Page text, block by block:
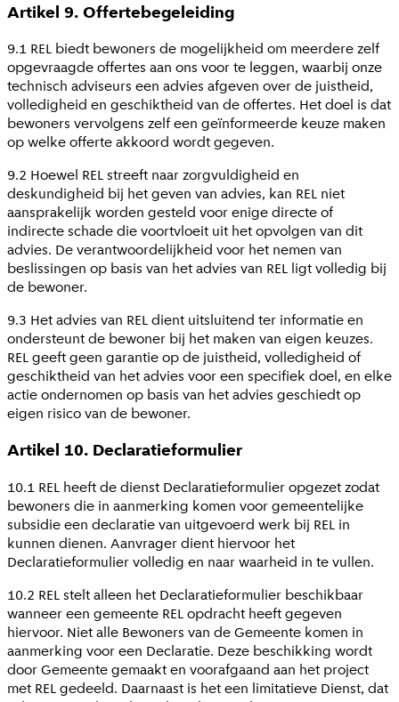
Artikel 9. Offertebegeleiding
9.1 REL biedt bewoners de mogelijkheid om meerdere zelf
opgevraagde offertes aan ons voor te leggen, waarbij onze
technisch adviseurs een advies afgeven over de juistheid,
volledigheid en geschiktheid van de offertes. Het doel is dat
bewoners vervolgens zelf een geïnformeerde keuze maken
op welke offerte akkoord wordt gegeven.
9.2 Hoewel REL streeft naar zorgvuldigheid en
deskundigheid bij het geven van advies, kan REL niet
aansprakelijk worden gesteld voor enige directe of
indirecte schade die voortvloeit uit het opvolgen van dit
advies. De verantwoordelijkheid voor het nemen van
beslissingen op basis van het advies van REL ligt volledig bij
de bewoner.
9.3 Het advies van REL dient uitsluitend ter informatie en
ondersteunt de bewoner bij het maken van eigen keuzes.
REL geeft geen garantie op de juistheid, volledigheid of
geschiktheid van het advies voor een specifiek doel, en elke
actie ondernomen op basis van het advies geschiedt op
eigen risico van de bewoner.
Artikel 10. Declaratieformulier
10.1 REL heeft de dienst Declaratieformulier opgezet zodat
bewoners die in aanmerking komen voor gemeentelijke
subsidie een declaratie van uitgevoerd werk bij REL in
kunnen dienen. Aanvrager dient hiervoor het
Declaratieformulier volledig en naar waarheid in te vullen.
10.2 REL stelt alleen het Declaratieformulier beschikbaar
wanneer een gemeente REL opdracht heeft gegeven
hiervoor. Niet alle Bewoners van de Gemeente komen in
aanmerking voor een Declaratie. Deze beschikking wordt
door Gemeente gemaakt en voorafgaand aan het project
met REL gedeeld. Daarnaast is het een limitatieve Dienst, dat